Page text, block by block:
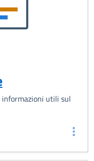
informazioni utili sul